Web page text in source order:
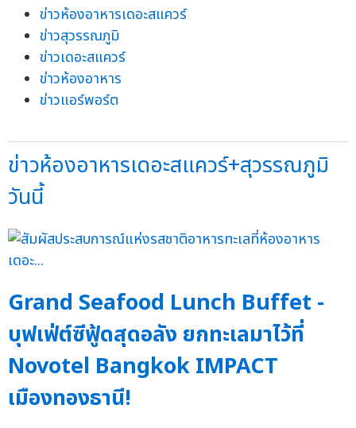
ข่าวห้องอาหารเดอะสแควร์
ข่าวสุวรรณภูมิ
ข่าวเดอะสแควร์
ข่าวห้องอาหาร
ข่าวแอร์พอร์ต
ข่าวห้องอาหารเดอะสแควร์+สุวรรณภูมิ
วันนี้
Grand Seafood Lunch Buffet -
บุฟเฟ่ต์ซีฟู้ดสุดอลัง ยกทะเลมาไว้ที่
Novotel Bangkok IMPACT
เมืองทองธานี!